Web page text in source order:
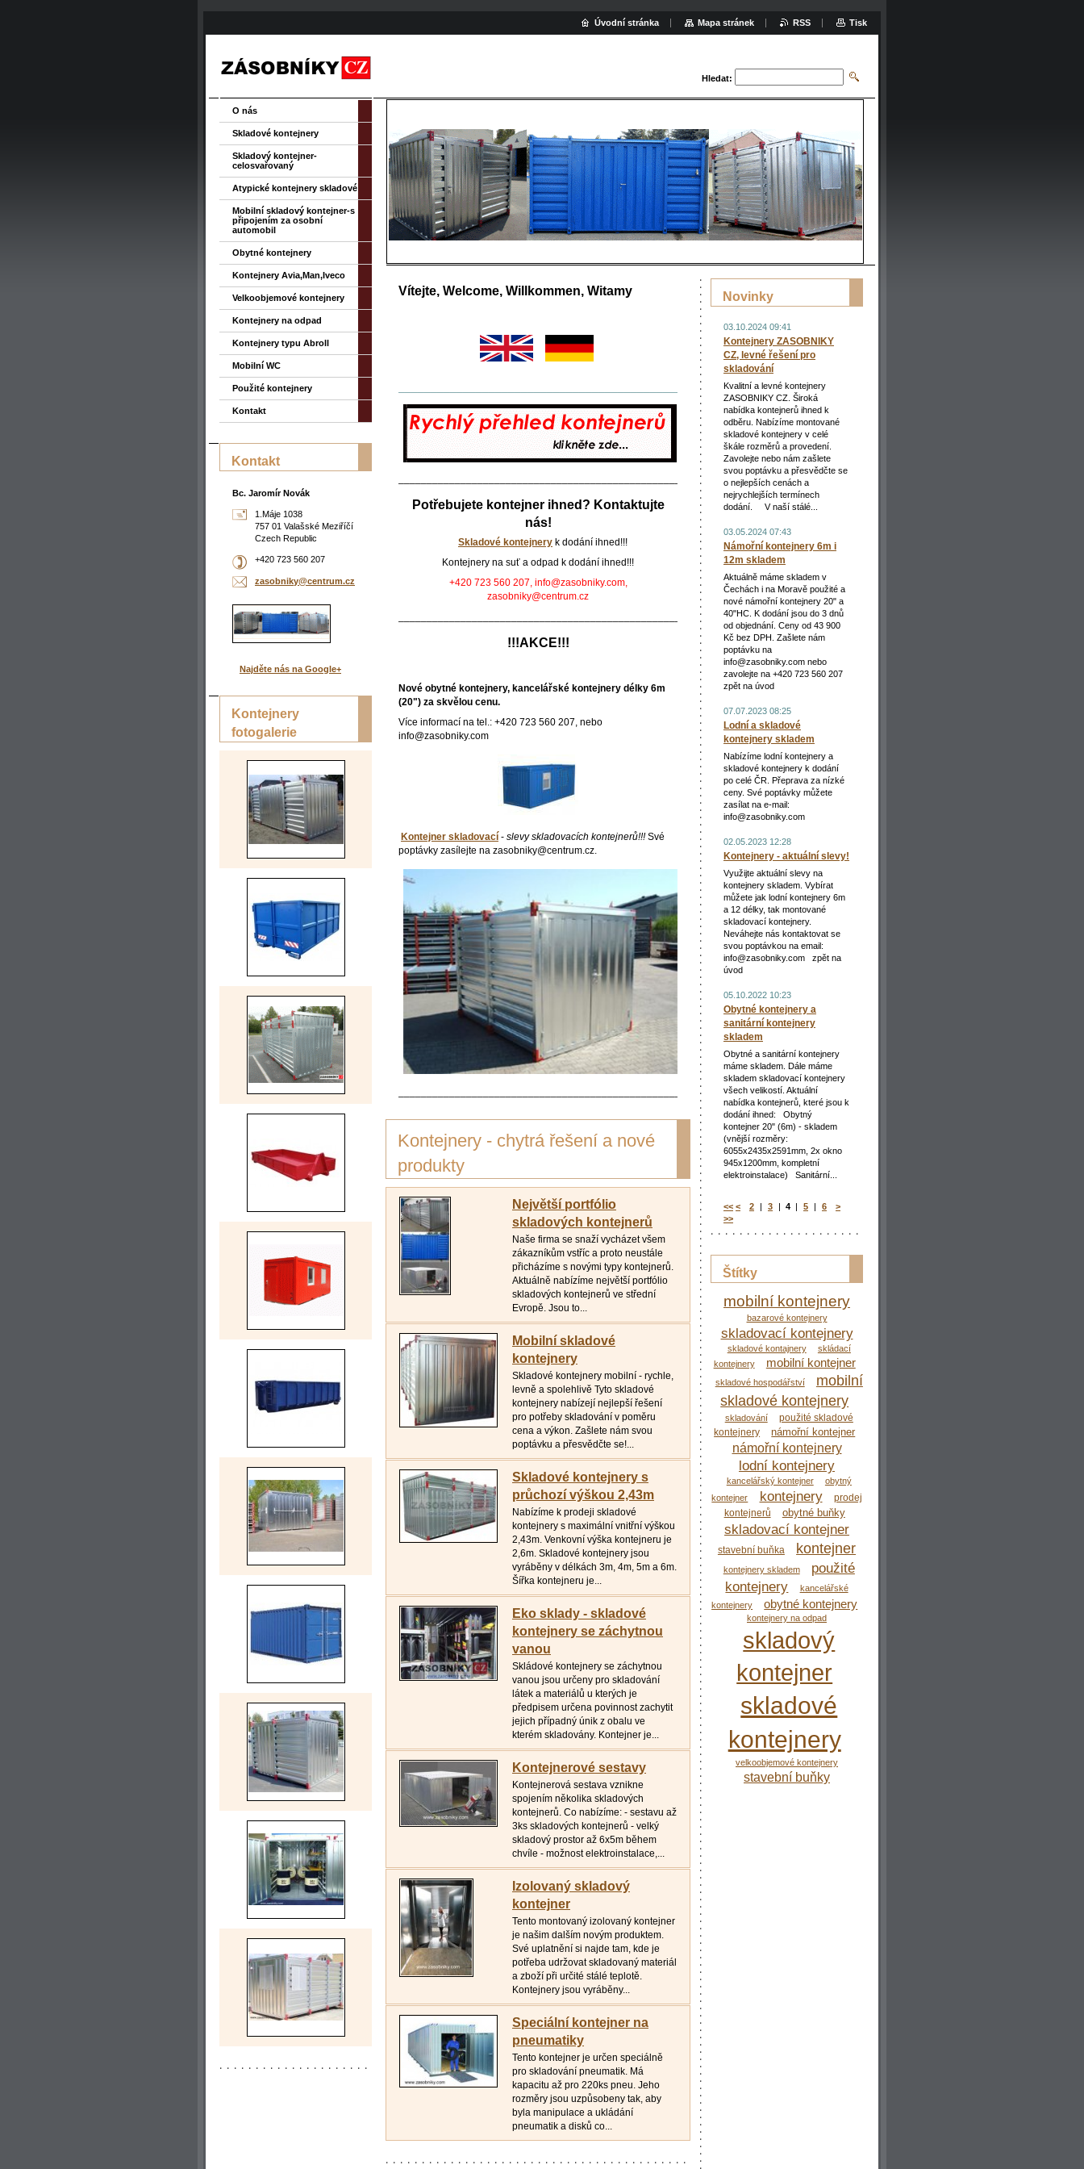
Hledat:
Vítejte, Welcome, Willkommen, Witamy
_____________________________________________________________________
______________________________________________________________________________________
Potřebujete kontejner ihned? Kontaktujte
nás!
Skladové kontejnery k dodání ihned!!!
Kontejnery na suť a odpad k dodání ihned!!!
+420 723 560 207, info@zasobniky.com,
zasobniky@centrum.cz
__________________________________________________________________________________________________
!!!AKCE!!!
Nové obytné kontejnery, kancelářské kontejnery délky 6m
(20") za skvělou cenu.
Více informací na tel.: +420 723 560 207, nebo
info@zasobniky.com
Kontejner skladovací - slevy skladovacích kontejnerů!!!Své
poptávky zasílejte na zasobniky@centrum.cz.
__________________________________________________________________________________________________
Kontejnery - chytrá řešení a nové
produkty
Největší portfólio
skladových kontejnerů
Naše firma se snaží vycházet všem
zákazníkům vstříc a proto neustále
přicházíme s novými typy kontejnerů.
Aktuálně nabízíme největší portfólio
skladových kontejnerů ve střední
Evropě. Jsou to...
Mobilní skladové
kontejnery
Skladové kontejnery mobilní - rychle,
levně a spolehlivě Tyto skladové
kontejnery nabízejí nejlepší řešení
pro potřeby skladování v poměru
cena a výkon. Zašlete nám svou
poptávku a přesvědčte se!...
Skladové kontejnery s
průchozí výškou 2,43m
Nabízíme k prodeji skladové
kontejnery s maximální vnitřní výškou
2,43m. Venkovní výška kontejneru je
2,6m. Skladové kontejnery jsou
vyráběny v délkách 3m, 4m, 5m a 6m.
Šířka kontejneru je...
Eko sklady - skladové
kontejnery se záchytnou
vanou
Skládové kontejnery se záchytnou
vanou jsou určeny pro skladování
látek a materiálů u kterých je
předpisem určena povinnost zachytit
jejich případný únik z obalu ve
kterém skladovány. Kontejner je...
Kontejnerové sestavy
Kontejnerová sestava vznikne
spojením několika skladových
kontejnerů. Co nabízíme: - sestavu až
3ks skladových kontejnerů - velký
skladový prostor až 6x5m během
chvíle - možnost elektroinstalace,...
Izolovaný skladový
kontejner
Tento montovaný izolovaný kontejner
je našim dalším novým produktem.
Své uplatnění si najde tam, kde je
potřeba udržovat skladovaný materiál
a zboží při určité stálé teplotě.
Kontejnery jsou vyráběny...
Speciální kontejner na
pneumatiky
Tento kontejner je určen speciálně
pro skladování pneumatik. Má
kapacitu až pro 220ks pneu. Jeho
rozměry jsou uzpůsobeny tak, aby
byla manipulace a ukládání
pneumatik a disků co...
Novinky
03.10.2024 09:41
Kontejnery ZASOBNIKY
CZ, levné řešení pro
skladování
Kvalitní a levné kontejnery
ZASOBNIKY CZ. Široká
nabídka kontejnerů ihned k
odběru. Nabízíme montované
skladové kontejnery v celé
škále rozměrů a provedení.
Zavolejte nebo nám zašlete
svou poptávku a přesvědčte se
o nejlepších cenách a
nejrychlejších termínech
dodání. V naší stálé...
03.05.2024 07:43
Námořní kontejnery 6m i
12m skladem
Aktuálně máme skladem v
Čechách i na Moravě použité a
nové námořní kontejnery 20" a
40"HC. K dodání jsou do 3 dnů
od objednání. Ceny od 43 900
Kč bez DPH. Zašlete nám
poptávku na
info@zasobniky.com nebo
zavolejte na +420 723 560 207
zpět na úvod
07.07.2023 08:25
Lodní a skladové
kontejnery skladem
Nabízíme lodní kontejnery a
skladové kontejnery k dodání
po celé ČR. Přeprava za nízké
ceny. Své poptávky můžete
zasílat na e-mail:
info@zasobniky.com
02.05.2023 12:28
Kontejnery - aktuální slevy!
Využijte aktuální slevy na
kontejnery skladem. Vybírat
můžete jak lodní kontejnery 6m
a 12 délky, tak montované
skladovací kontejnery.
Neváhejte nás kontaktovat se
svou poptávkou na email:
info@zasobniky.com zpět na
úvod
05.10.2022 10:23
Obytné kontejnery a
sanitární kontejnery
skladem
Obytné a sanitární kontejnery
máme skladem. Dále máme
skladem skladovací kontejnery
všech velikostí. Aktuální
nabídka kontejnerů, které jsou k
dodání ihned: Obytný
kontejner 20" (6m) - skladem
(vnější rozměry:
6055x2435x2591mm, 2x okno
945x1200mm, kompletní
elektroinstalace) Sanitární...
<< < 2 | 3 | 4 | 5 | 6
>
>>
Štítky
mobilní kontejnery
bazarové kontejnery
skladovací kontejnery
skladové kontajnery
skládací
kontejnery
mobilní kontejner
skladové hospodářství
mobilní
skladové kontejnery
skladování
použité skladové
kontejnery
námořní kontejner
námořní kontejnery
lodní kontejnery
kancelářský kontejner
obytný
kontejner
kontejnery
prodej
kontejnerů
obytné buňky
skladovací kontejner
stavební buňka kontejner
kontejnery skladem
použité
kontejnery
kancelářské
kontejnery
obytné kontejnery
kontejnery na odpad
skladový
kontejner
skladové
kontejnery
velkoobjemové kontejnery
stavební buňky
O nás
Skladové kontejnery
Skladový kontejner-
celosvařovaný
Atypické kontejnery skladové
Mobilní skladový kontejner-s
připojením za osobní
automobil
Obytné kontejnery
Kontejnery Avia,Man,Iveco
Velkoobjemové kontejnery
Kontejnery na odpad
Kontejnery typu Abroll
Mobilní WC
Použité kontejnery
Kontakt
Kontakt
Bc. Jaromír Novák
1.Máje 1038
757 01 Valašské Meziříčí
Czech Republic
+420 723 560 207
zasobniky@centrum.cz
Najděte nás na Google+
Kontejnery
fotogalerie
Úvodní stránka Mapa stránek RSS Tisk